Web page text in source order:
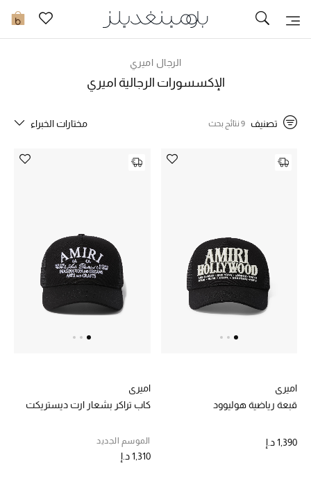
0 تخفيضات
مزيد من التخفيضات
النساء
الأطفال
مستلزمات المنزل
الرجال اميري
الإكسسورات الرجالية اميري
تصنيف 9 نتائج بحث مختارات الخبراء
اميري
قبعة رياضية هوليوود
1,390 د.إ
اميري
كاب تراكر بشعار ارت ديستريكت
الموسم الجديد
1,310 د.إ